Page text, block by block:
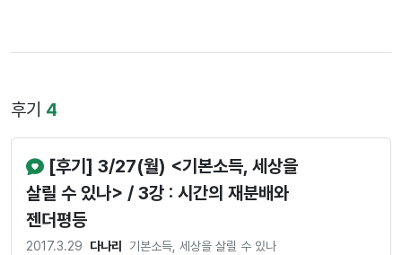
후기 4
[후기] 3/27(월) <기본소득, 세상을
살릴 수 있나> / 3강 : 시간의 재분배와
젠더평등
2017.3.29 다나리 기본소득, 세상을 살릴 수 있나